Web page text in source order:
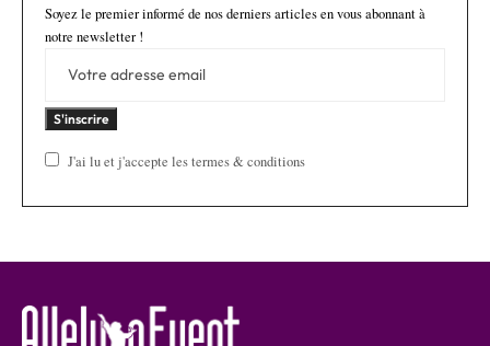
Soyez le premier informé de nos derniers articles en vous abonnant à
notre newsletter !
J'ai lu et j'accepte les termes & conditions